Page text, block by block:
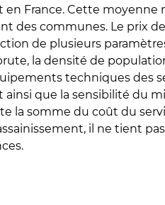
en France. Cette moyenne
des communes. Le prix de
de plusieurs
la densité de
techniques des
ainsi que la sensibilité du
la somme du coût du
il ne tient